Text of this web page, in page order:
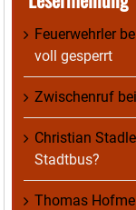
Feuerwehrler
voll gesperrt
Zwischenruf bei
Christian
Stadtbus?
Thomas